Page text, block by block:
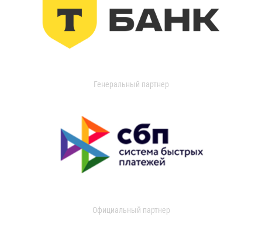
Генеральный партнер
Официальный партнер